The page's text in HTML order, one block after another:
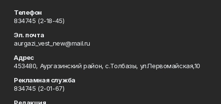
Телефон
834745 (2-18-45)
Эл. почта
aurgazi_vest_new@mail.ru
Адрес
453480, Аургазинский район, с.Толбазы, ул.Первомайская,10
Рекламная служба
834745 (2-01-67)